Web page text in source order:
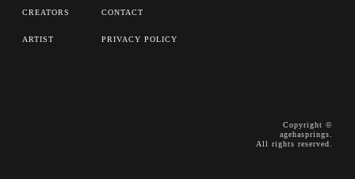
CREATORS
ARTIST
CONTACT
PRIVACY POLICY
Copyright ©
agehasprings.
All rights reserved.